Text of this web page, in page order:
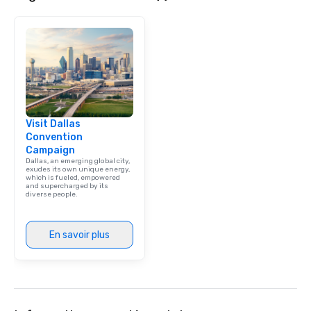
Visit Dallas
Convention
Campaign
Dallas, an emerging global city,
exudes its own unique energy,
which is fueled, empowered
and supercharged by its
diverse people.
En savoir plus